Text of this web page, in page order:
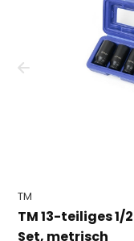
TM
TM 13-teiliges 1/
Set, metrisch